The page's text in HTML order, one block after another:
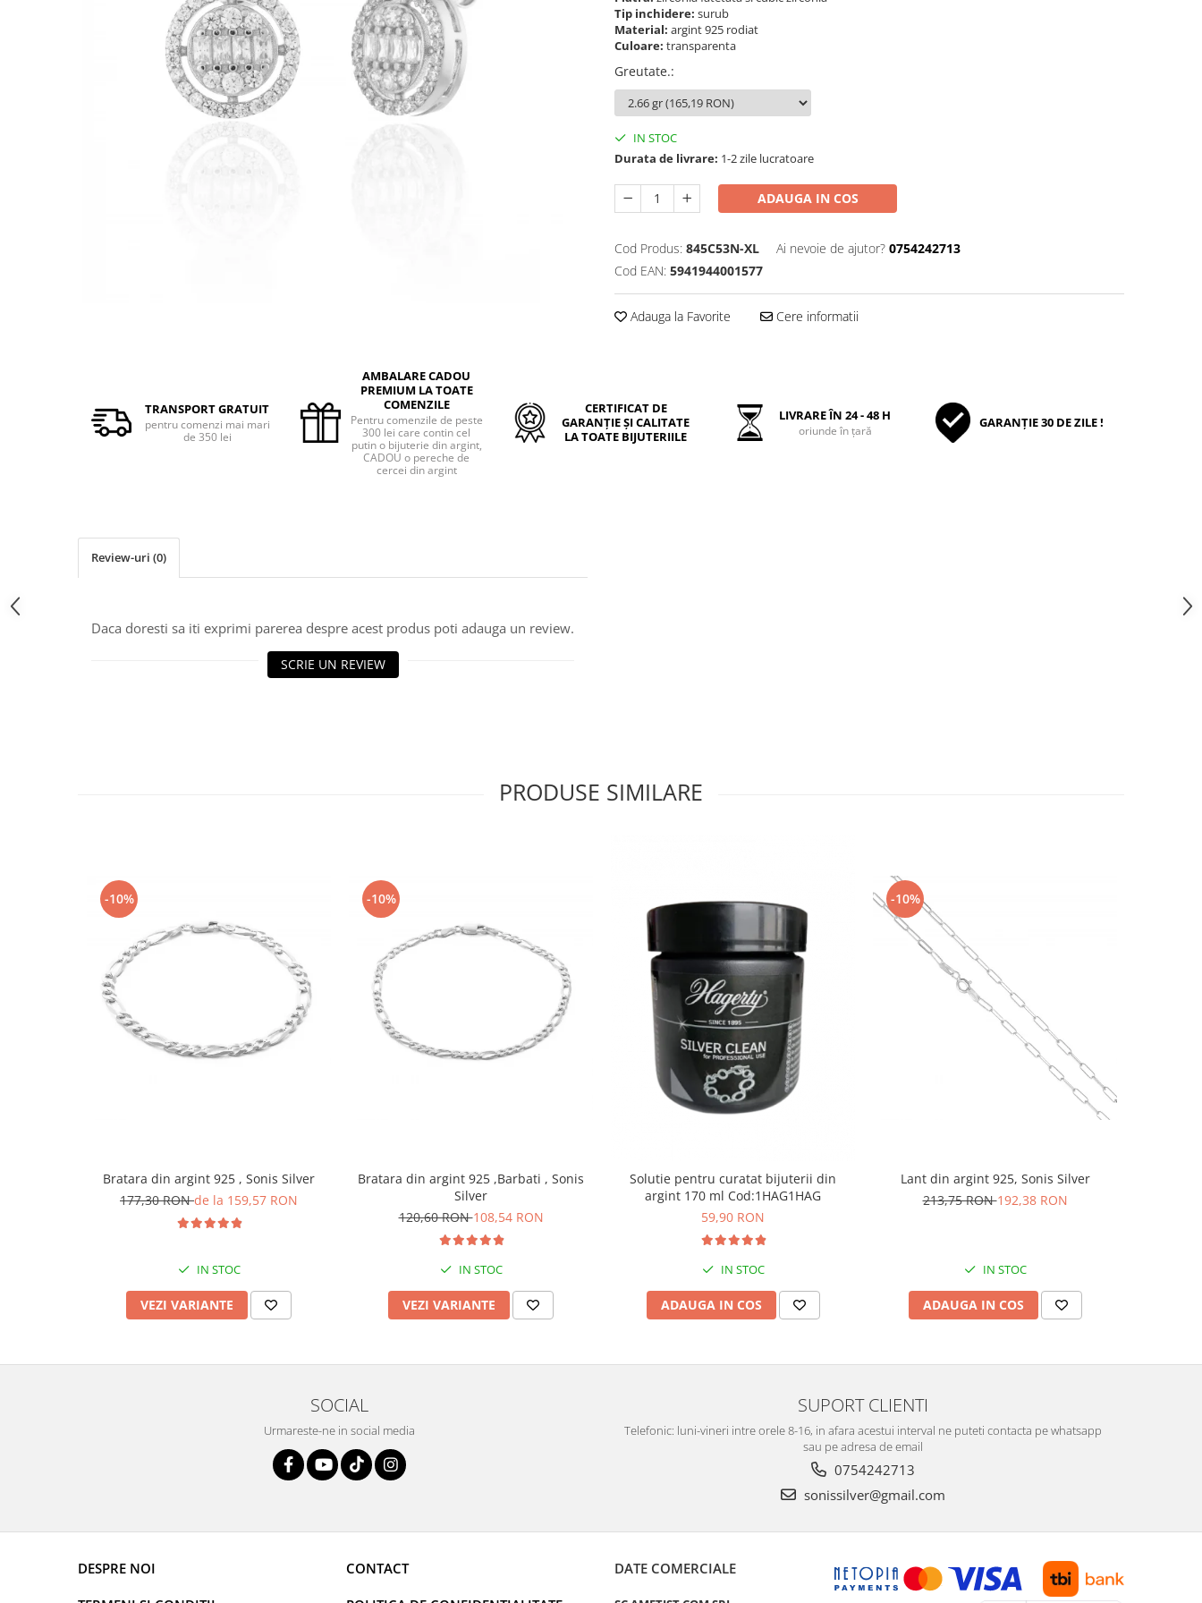
Tip inchidere: surub
Material: argint 925 rodiat
Culoare: transparenta
Greutate.:
IN STOC
Durata de livrare: 1-2 zile lucratoare
ADAUGA IN COS
Cod Produs: 845C53N-XL Ai nevoie de ajutor? 0754242713
Cod EAN: 5941944001577
Adauga la Favorite Cere informatii
TRANSPORT GRATUIT
pentru comenzi mai mari
de 350 lei
AMBALARE CADOU
PREMIUM LA TOATE
COMENZILE
Pentru comenzile de peste
300 lei care contin cel
putin o bijuterie din argint,
CADOU o pereche de
cercei din argint
CERTIFICAT DE
GARANȚIE ȘI CALITATE
LA TOATE BIJUTERIILE
LIVRARE ÎN 24 - 48 H
oriunde în țară GARANȚIE 30 DE ZILE !
Review-uri (0)
Daca doresti sa iti exprimi parerea despre acest produs poti adauga un review.
SCRIE UN REVIEW
PRODUSE SIMILARE
-10%
Bratara din argint 925 , Sonis Silver
177,30 RONde la 159,57 RON
IN STOC
VEZI VARIANTE
-10%
Bratara din argint 925 ,Barbati , Sonis
Silver
120,60 RON108,54 RON
IN STOC
VEZI VARIANTE
Solutie pentru curatat bijuterii din
argint 170 ml Cod:1HAG1HAG
59,90 RON
IN STOC
ADAUGA IN COS
-10%
Lant din argint 925, Sonis Silver
213,75 RON192,38 RON
IN STOC
ADAUGA IN COS
SOCIAL
Urmareste-ne in social media
SUPORT CLIENTI
Telefonic: luni-vineri intre orele 8-16, in afara acestui interval ne puteti contacta pe whatsapp
sau pe adresa de email
0754242713
sonissilver@gmail.com
DESPRE NOI CONTACT DATE COMERCIALE